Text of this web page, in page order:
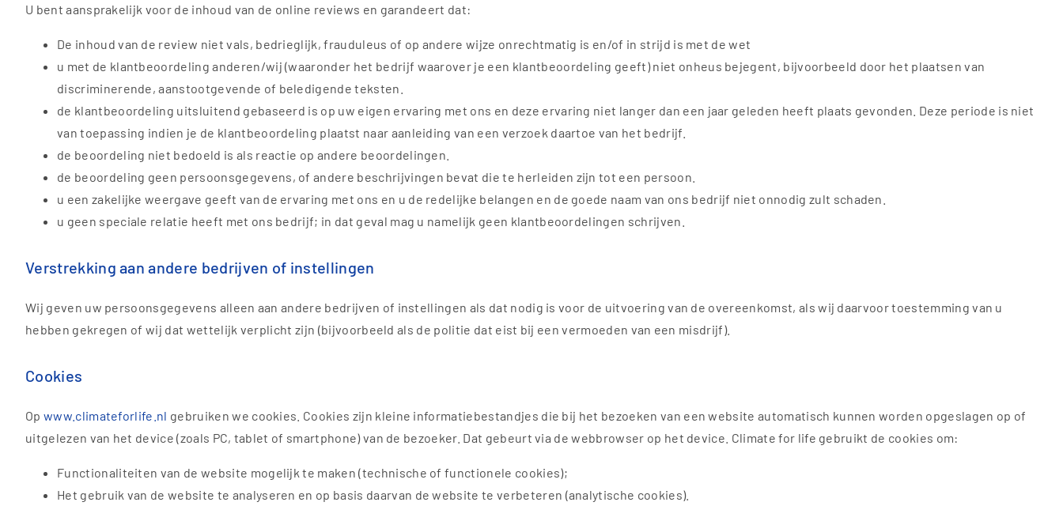
U bent aansprakelijk voor de inhoud van de online reviews en garandeert dat:
De inhoud van de review niet vals, bedrieglijk, frauduleus of op andere wijze onrechtmatig is en/of in strijd is met de wet
u met de klantbeoordeling anderen/wij (waaronder het bedrijf waarover je een klantbeoordeling geeft) niet onheus bejegent, bijvoorbeeld door het plaatsen van
discriminerende, aanstootgevende of beledigende teksten.
de klantbeoordeling uitsluitend gebaseerd is op uw eigen ervaring met ons en deze ervaring niet langer dan een jaar geleden heeft plaats gevonden. Deze periode is niet
van toepassing indien je de klantbeoordeling plaatst naar aanleiding van een verzoek daartoe van het bedrijf.
de beoordeling niet bedoeld is als reactie op andere beoordelingen.
de beoordeling geen persoonsgegevens, of andere beschrijvingen bevat die te herleiden zijn tot een persoon.
u een zakelijke weergave geeft van de ervaring met ons en u de redelijke belangen en de goede naam van ons bedrijf niet onnodig zult schaden.
u geen speciale relatie heeft met ons bedrijf; in dat geval mag u namelijk geen klantbeoordelingen schrijven.
Verstrekking aan andere bedrijven of instellingen
Wij geven uw persoonsgegevens alleen aan andere bedrijven of instellingen als dat nodig is voor de uitvoering van de overeenkomst, als wij daarvoor toestemming van u
hebben gekregen of wij dat wettelijk verplicht zijn (bijvoorbeeld als de politie dat eist bij een vermoeden van een misdrijf).
Cookies
Op www.climateforlife.nl gebruiken we cookies. Cookies zijn kleine informatiebestandjes die bij het bezoeken van een website automatisch kunnen worden opgeslagen op of
uitgelezen van het device (zoals PC, tablet of smartphone) van de bezoeker. Dat gebeurt via de webbrowser op het device. Climate for life gebruikt de cookies om:
Functionaliteiten van de website mogelijk te maken (technische of functionele cookies);
Het gebruik van de website te analyseren en op basis daarvan de website te verbeteren (analytische cookies).